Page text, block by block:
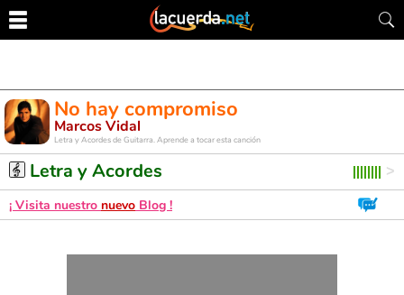
No hay compromiso
Marcos Vidal
Letra y Acordes de Guitarra. Aprende a tocar esta canción
Letra y Acordes
¡ Visita nuestro nuevo Blog !